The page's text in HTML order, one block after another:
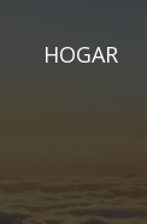
HOGAR